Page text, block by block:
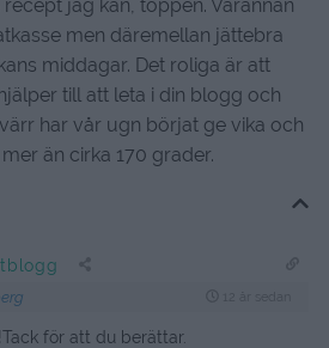
jag kan, toppen. Varannan
men däremellan jättebra
middagar. Det roliga är att
till att leta i din blogg och
har vår ugn börjat ge vika och
än cirka 170 grader.
för att du berättar.